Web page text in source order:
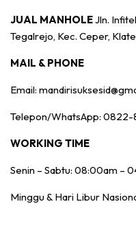
JUAL MANHOLEJln.
Tegalrejo, Kec. Ceper,
MAIL & PHONE
Email:
Telepon/WhatsApp: 0822-
WORKING TIME
Senin – Sabtu: 08:00am –
Minggu & Hari Libur